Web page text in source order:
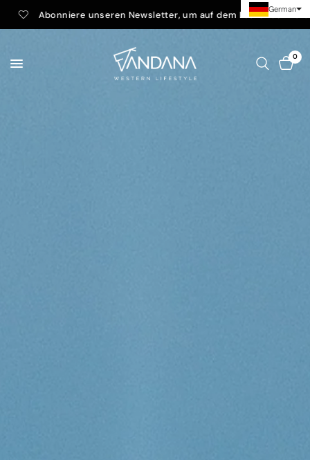
unseren Newsletter, um auf dem Laufenden zu bleiben.
0
German